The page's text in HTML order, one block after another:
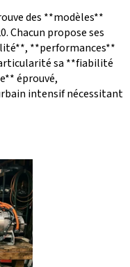
des **modèles**
Chacun propose ses
**performances**
sa **fiabilité
éprouvé,
intensif nécessitant